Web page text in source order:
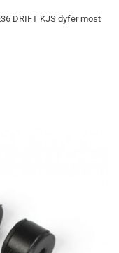
DRIFT KJS dyfer most